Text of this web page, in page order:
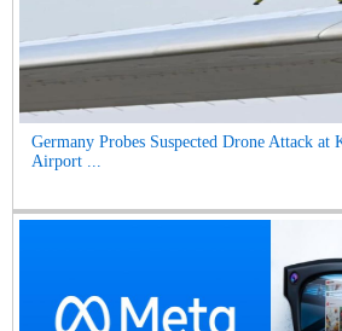
Germany Probes Suspected Drone Attack at
Airport ...